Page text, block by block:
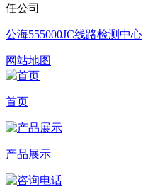
任公司
公海555000JC线路检测中心
网站地图
首页
产品展示